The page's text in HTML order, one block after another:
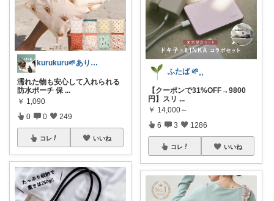
kurukuru🌱ありがとうございます
濡れた物も安心して入れられる
防水ポーチ 保 ...
￥ 1,090
0 0 249
コレ いいね
ふたば 🌱⸒⸒
【クーポンで31%OFF→9800
円】スリ ...
￥ 14,000～
6 3 1286
コレ いいね